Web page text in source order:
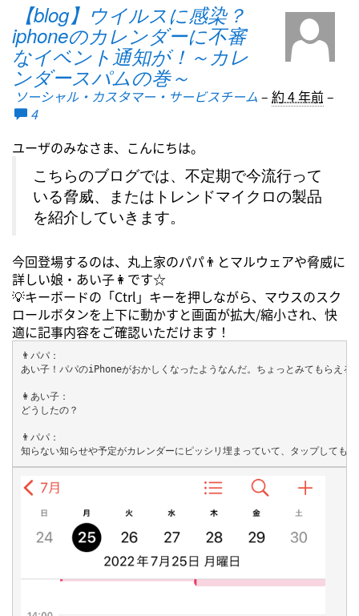
【blog】ウイルスに感染？
iphoneのカレンダーに不審
なイベント通知が！～カレ
ンダースパムの巻～
ソーシャル・カスタマー・サービスチーム – 約 4 年前–
4
ユーザのみなさま、こんにちは。
こちらのブログでは、不定期で今流行って
いる脅威、またはトレンドマイクロの製品
を紹介していきます。
今回登場するのは、丸上家のパパ👨とマルウェアや脅威に
詳しい娘・あい子👩です☆
💡キーボードの「Ctrl」キーを押しながら、マウスのスク
ロールボタンを上下に動かすと画面が拡大/縮小され、快
適に記事内容をご確認いただけます！
👨パパ：
あい子！パパのiPhoneがおかしくなったようなんだ。ちょっとみてもらえる
👩あい子：
どうしたの？
👨パパ：